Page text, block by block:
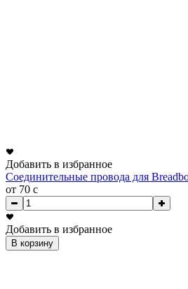
Добавить в избранное
Соединительные провода для
от 70 c
Добавить в избранное
В корзину